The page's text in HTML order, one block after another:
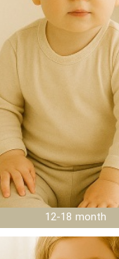
12-18 month